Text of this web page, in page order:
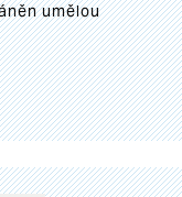
umělou